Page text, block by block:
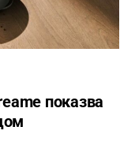
показва